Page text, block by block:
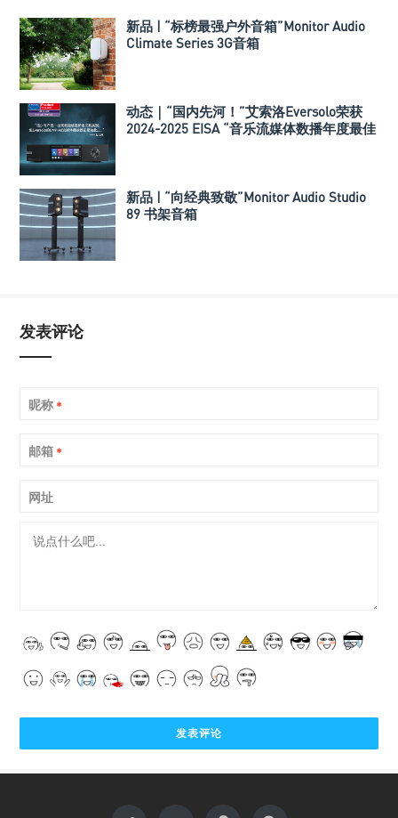
新品 | “标榜最强户外音箱”Monitor Audio
Climate Series 3G音箱
动态｜“国内先河！”艾索洛Eversolo荣获
2024-2025 EISA “音乐流媒体数播年度最佳
新品 | “向经典致敬”Monitor Audio Studio
89 书架音箱
发表评论
昵称 *
邮箱 *
网址